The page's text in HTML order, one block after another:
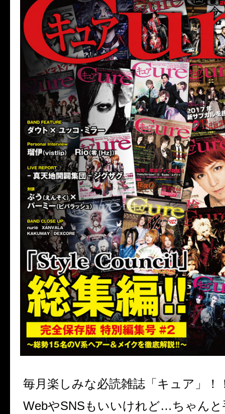
毎月楽しみな必読雑誌「キュア」！
WebやSNSもいいけれど…ちゃんと